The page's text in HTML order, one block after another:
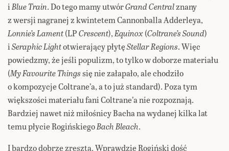
iBlue Train. Do tego mamy utwórGrand Centralznany
z wersji nagranej z kwintetem Cannonballa Adderleya,
Lonnie’s Lament(LPCrescent),Equinox(Coltrane’s Sound)
iSeraphic Lightotwierający płytęStellar Regions. Więc
powiedzmy, że jeśli populizm, to tylko w doborze materiału
(My Favourite Thingssię nie załapało, ale chodziło
o kompozycje Coltrane’a, a to już standard). Poza tym
większości materiału fani Coltrane’a nie rozpoznają.
Bardziej nawet niż miłośnicy Bacha na wydanej kilka lat
temu płycie RogińskiegoBach Bleach.
I bardzo dobrze zresztą. Wprawdzie Rogiński dość